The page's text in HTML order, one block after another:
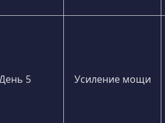
5 Усиление мощи